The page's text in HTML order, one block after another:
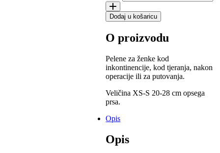
Pelene
za
ženske
veličina
S
/12
kom
količina
Dodaj u košaricu
O proizvodu
Pelene za ženke kod
inkontinencije, kod tjeranja, nakon
operacije ili za putovanja.
Veličina XS-S 20-28 cm opsega
prsa.
Opis
Opis